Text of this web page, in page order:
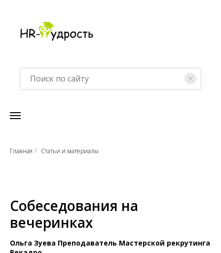
Главная / Статьи и материалы
Собеседования на
вечеринках
Ольга Зуева Преподаватель Мастерской рекрутинга